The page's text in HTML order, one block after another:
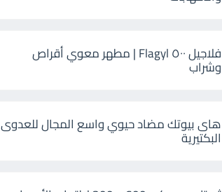
فلاجيل ٥٠٠ Flagyl | مطهر معوي أقراص
وشراب
هاى بيوتك مضاد حيوي واسع المجال للعدوى
البكتيرية